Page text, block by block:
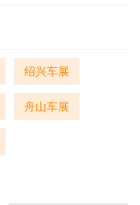
绍兴车展
舟山车展